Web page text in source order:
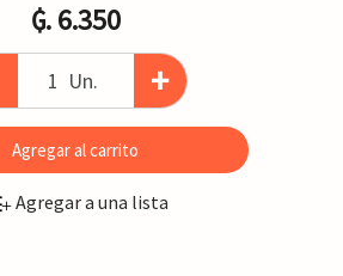
₲. 6.350
Un. +
Agregar al carrito
+Agregar a una lista